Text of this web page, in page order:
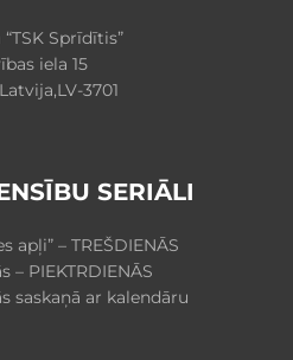
Sprīdītis”
iela 15
3701
SERIĀLI
apļi” – TREŠDIENĀS
– PIEKTRDIENĀS
saskaņā ar kalendāru